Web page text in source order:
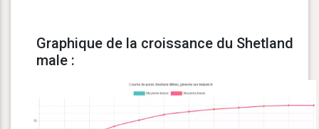
Graphique de la croissance du Shetland
male :